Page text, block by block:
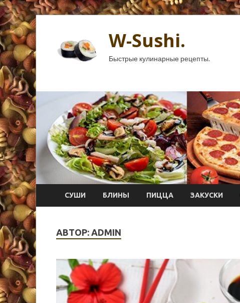
W-Sushi.
Быстрые кулинарные рецепты.
СУШИ БЛИНЫ ПИЦЦА ЗАКУСКИ
АВТОР: ADMIN